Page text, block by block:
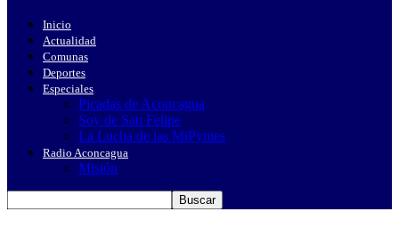
Inicio
Actualidad
Comunas
Deportes
Especiales
Picadas de Aconcagua
Soy de San Felipe
La Lucha de las MiPymes
Radio Aconcagua
Misión